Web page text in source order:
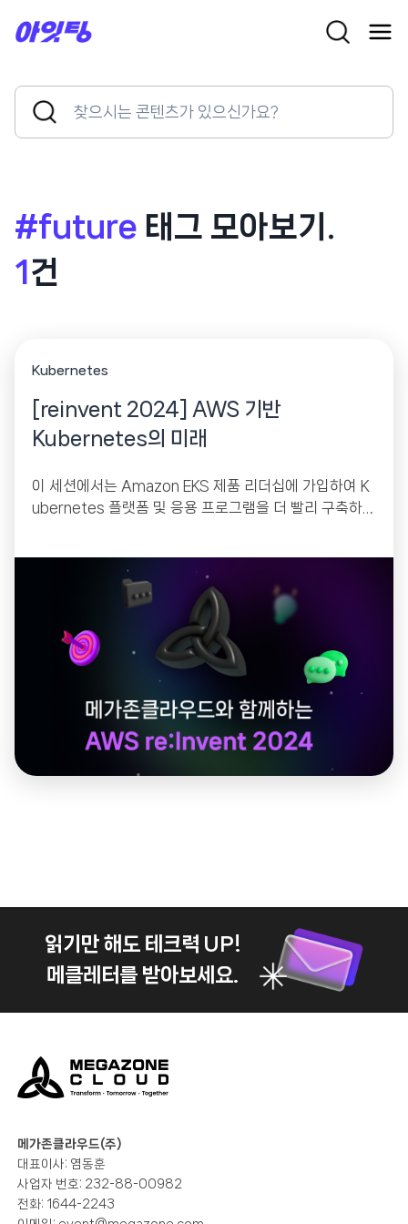
Search
Search
Button
#future 태그 모아보기.
1 건
Kubernetes
[reinvent 2024] AWS 기반
Kubernetes의 미래
이 세션에서는 Amazon EKS 제품 리더십에 가입하여 K
ubernetes 플랫폼 및 응용 프로그램을 더 빨리 구축하
읽기만 해도 테크력 UP!
메클레터를 받아보세요.
메가존클라우드(주)
대표이사: 염동훈
사업자 번호: 232-88-00982
전화: 1644-2243